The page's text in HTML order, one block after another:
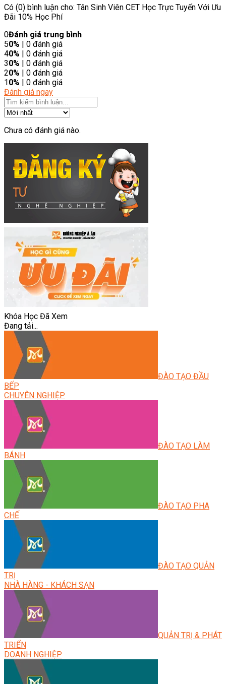
Có (0) bình luận cho: Tân Sinh Viên CET Học Trực Tuyến Với Ưu
Đãi 10% Học Phí
0Đánh giá trung bình
50% | 0 đánh giá
40% | 0 đánh giá
30% | 0 đánh giá
20% | 0 đánh giá
10% | 0 đánh giá
Đánh giá ngay
Chưa có đánh giá nào.
Khóa Học Đã Xem
Đang tải...
ĐÀO TẠO ĐẦU
BẾP
CHUYÊN NGHIỆP
ĐÀO TẠO LÀM
BÁNH
ĐÀO TẠO PHA
CHẾ
ĐÀO TẠO QUẢN
TRỊ
NHÀ HÀNG - KHÁCH SẠN
QUẢN TRỊ & PHÁT
TRIỂN
DOANH NGHIỆP